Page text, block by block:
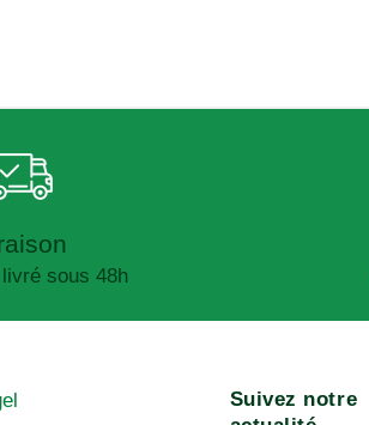
sous 48h
Suivez notre